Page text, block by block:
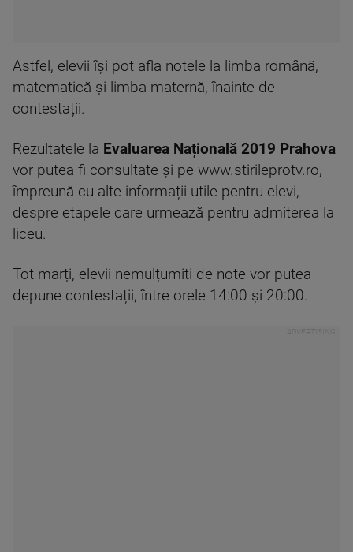
Astfel, elevii își pot afla notele la limba română,
matematică și limba maternă, înainte de
contestații.
Rezultatele la Evaluarea Națională 2019 Prahova
vor putea fi consultate și pe www.stirileprotv.ro,
împreună cu alte informații utile pentru elevi,
despre etapele care urmează pentru admiterea la
liceu.
Tot marți, elevii nemulțumiti de note vor putea
depune contestații, între orele 14:00 și 20:00.